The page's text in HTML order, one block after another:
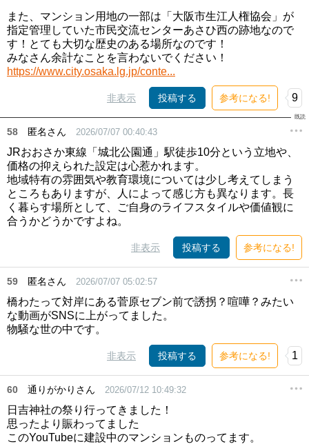
また、マンション用地の一部は「大阪市生江人権協会」が
指定管理していた市民交流センターあさひ西の跡地なので
す！とても大切な歴史のある場所なのです！
みなさん余計なことを言わないでください！
https://www.city.osaka.lg.jp/conte...
非表示 投稿する 参考になる! 9
58 匿名さん 2026/07/07 00:40:43
JRおおさか東線「城北公園通」駅徒歩10分という立地や、
価格の抑えられた設定は心惹かれます。
地域特有の雰囲気や教育環境については少し考えてしまう
ところもありますが、人によって感じ方も異なります。長
く暮らす場所として、ご自身のライフスタイルや価値観に
合うかどうかですよね。
非表示 投稿する 参考になる!
59 匿名さん 2026/07/07 05:02:57
橋わたって対岸にある菅原セブン前で誘拐？喧嘩？みたい
な動画がSNSに上がってました。
物騒な世の中です。
非表示 投稿する 参考になる! 1
60 通りがかりさん 2026/07/12 10:49:32
日吉神社の祭り行ってきました！
思ったより賑わってました
このYouTubeに建設中のマンションものってます。